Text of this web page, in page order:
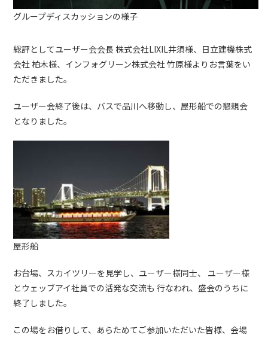
グループディスカッションの様子
総評としてユーザー会会長 株式会社LIXIL井須様、日立建機株式
会社 柏木様、インフォグリーン株式会社 竹原様よりお言葉をい
ただきました。
ユーザー会終了後は、バスで品川へ移動し、屋形船での懇親会
となりました。
屋形船
お台場、スカイツリーを見学し、ユーザー様同士、 ユーザー様
とウェッブアイ社員での活発な交流も 行なわれ、盛会のうちに
終了しました。
この場をお借りして、あらためてご参加いただいた皆様、会場